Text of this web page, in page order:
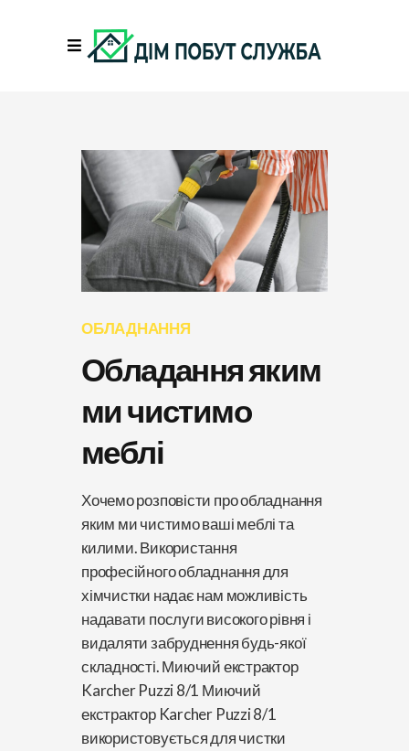
ОБЛАДНАННЯ
Обладання яким
ми чистимо
меблі
Хочемо розповісти про обладнання
яким ми чистимо ваші меблі та
килими. Використання
професійного обладнання для
хімчистки надає нам можливість
надавати послуги високого рівня і
видаляти забруднення будь-якої
складності. Миючий екстрактор
Karcher Puzzi 8/1 Миючий
екстрактор Karcher Puzzi 8/1
використовується для чистки